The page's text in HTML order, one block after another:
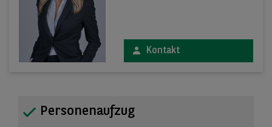
Kontakt
Personenaufzug